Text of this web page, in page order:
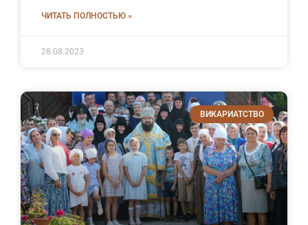
ЧИТАТЬ ПОЛНОСТЬЮ »
28.08.2023
ВИКАРИАТСТВО